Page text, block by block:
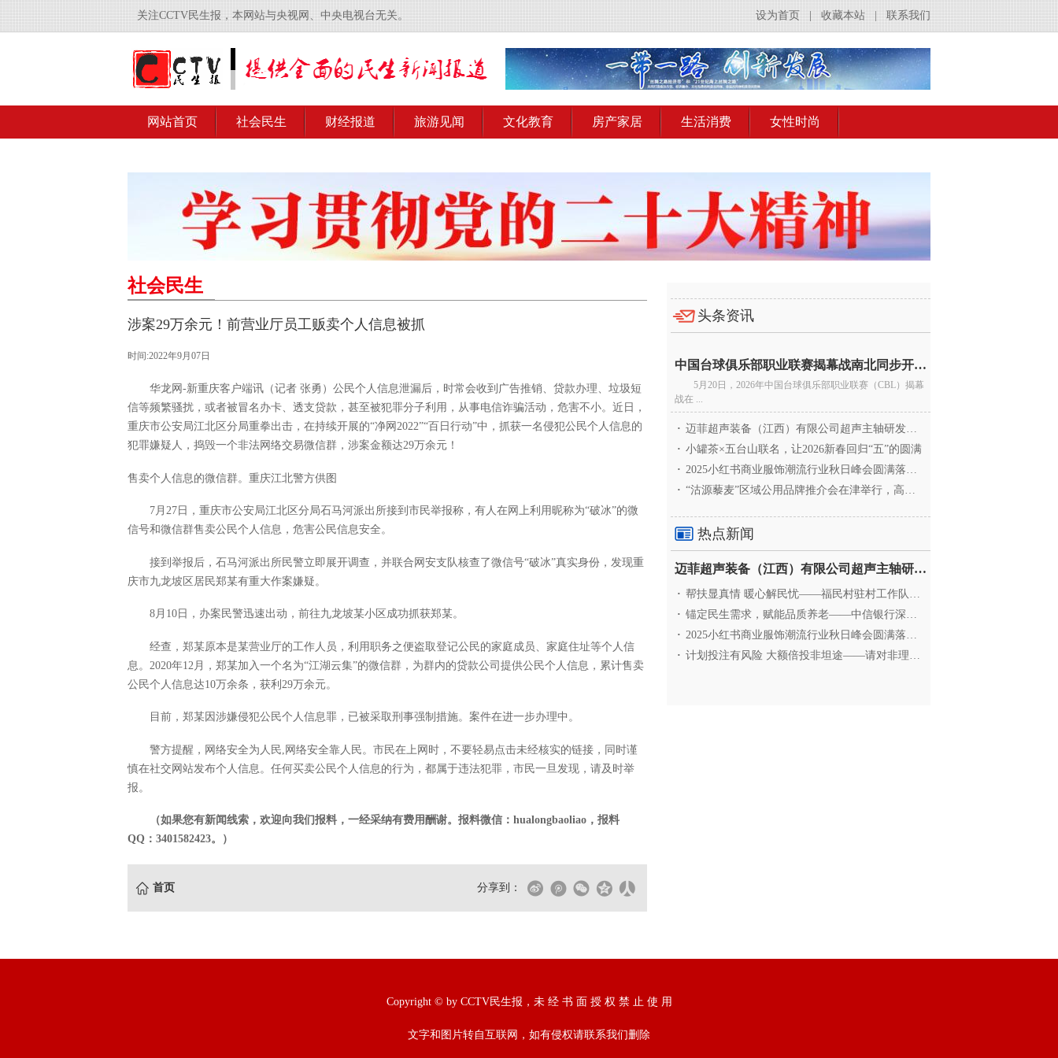
关注CCTV民生报，本网站与央视网、中央电视台无关。 联系我们
收藏本站
设为首页
网站首页 社会民生 财经报道 旅游见闻 文化教育 房产家居 生活消费 女性时尚
社会民生
涉案29万余元！前营业厅员工贩卖个人信息被抓
时间:2022年9月07日
华龙网-新重庆客户端讯（记者 张勇）公民个人信息泄漏后，时常会收到广告推销、贷款办理、垃圾短
信等频繁骚扰，或者被冒名办卡、透支贷款，甚至被犯罪分子利用，从事电信诈骗活动，危害不小。近日，
重庆市公安局江北区分局重拳出击，在持续开展的“净网2022”“百日行动”中，抓获一名侵犯公民个人信息的
犯罪嫌疑人，捣毁一个非法网络交易微信群，涉案金额达29万余元！
售卖个人信息的微信群。重庆江北警方供图
7月27日，重庆市公安局江北区分局石马河派出所接到市民举报称，有人在网上利用昵称为“破冰”的微
信号和微信群售卖公民个人信息，危害公民信息安全。
接到举报后，石马河派出所民警立即展开调查，并联合网安支队核查了微信号“破冰”真实身份，发现重
庆市九龙坡区居民郑某有重大作案嫌疑。
8月10日，办案民警迅速出动，前往九龙坡某小区成功抓获郑某。
经查，郑某原本是某营业厅的工作人员，利用职务之便盗取登记公民的家庭成员、家庭住址等个人信
息。2020年12月，郑某加入一个名为“江湖云集”的微信群，为群内的贷款公司提供公民个人信息，累计售卖
公民个人信息达10万余条，获利29万余元。
目前，郑某因涉嫌侵犯公民个人信息罪，已被采取刑事强制措施。案件在进一步办理中。
警方提醒，网络安全为人民,网络安全靠人民。市民在上网时，不要轻易点击未经核实的链接，同时谨
慎在社交网站发布个人信息。任何买卖公民个人信息的行为，都属于违法犯罪，市民一旦发现，请及时举
报。
（如果您有新闻线索，欢迎向我们报料，一经采纳有费用酬谢。报料微信：hualongbaoliao，报料
QQ：3401582423。）
首页 分享到：
头条资讯
中国台球俱乐部职业联赛揭幕战南北同步开杆 首届CBL
5月20日，2026年中国台球俱乐部职业联赛（CBL）揭幕
战在 ...
· 迈菲超声装备（江西）有限公司超声主轴研发和生产项
· 小罐茶×五台山联名，让2026新春回归“五”的圆满
· 2025小红书商业服饰潮流行业秋日峰会圆满落幕，携手
· “沽源藜麦”区域公用品牌推介会在津举行，高蛋白产业
热点新闻
迈菲超声装备（江西）有限公司超声主轴研发和生产项
· 帮扶显真情 暖心解民忧——福民村驻村工作队与村委心系
· 锚定民生需求，赋能品质养老——中信银行深圳分行养老
· 2025小红书商业服饰潮流行业秋日峰会圆满落幕，携手
· 计划投注有风险 大额倍投非坦途——请对非理性购彩说“
Copyright © by CCTV民生报，未 经 书 面 授 权 禁 止 使 用
文字和图片转自互联网，如有侵权请联系我们删除